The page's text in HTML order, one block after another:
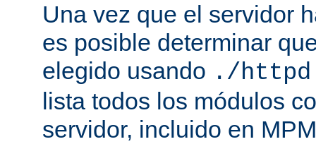
Una vez que el servidor
es posible determinar
elegido usando ./
lista todos los módulos
servidor, incluido en